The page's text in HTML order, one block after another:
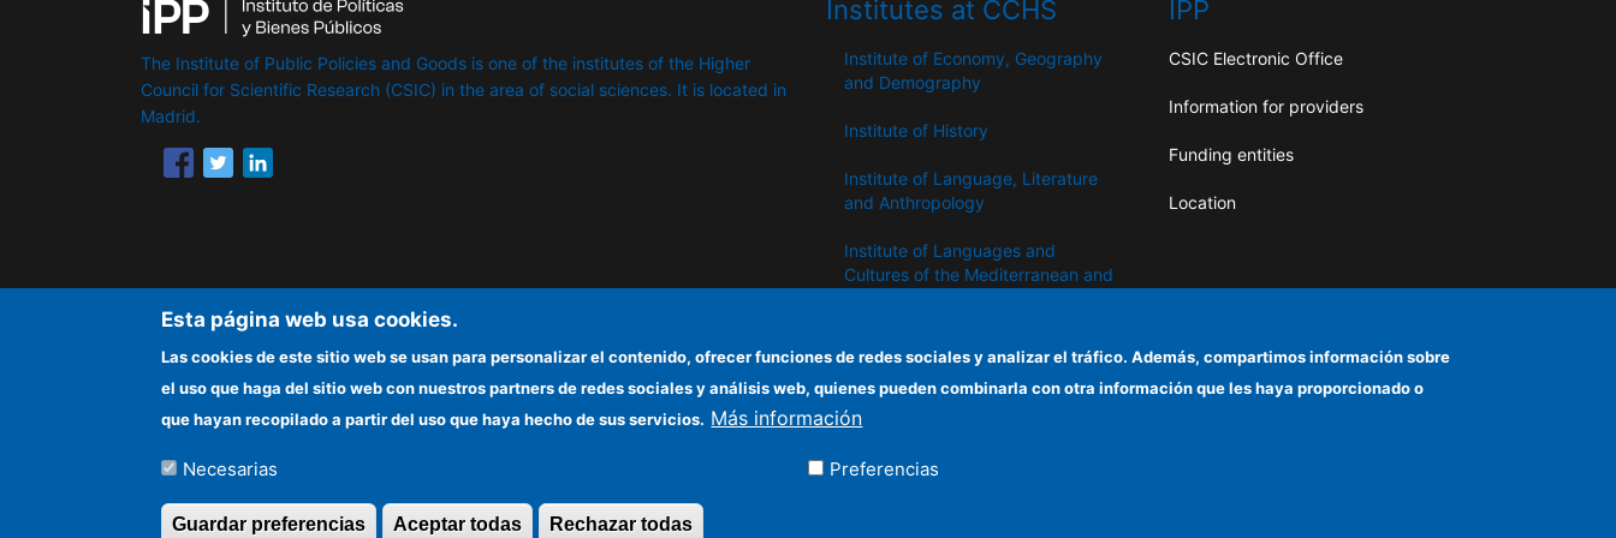
The Institute of Public Policies and Goods is one of the institutes of the Higher
Council for Scientific Research (CSIC) in the area of ​​social sciences. It is located in
Madrid.
Institutes at CCHS
Institute of Economy, Geography
and Demography
Institute of History
Institute of Language, Literature
and Anthropology
Institute of Languages ​​and
Cultures of the Mediterranean and
Institute of Philosophy
Institute of Public Policies and
Goods
IPP
CSIC Electronic Office
Information for providers
Funding entities
Location
©Copyright 2026 Todos los derechos reservados
Esta página web usa cookies.
Las cookies de este sitio web se usan para personalizar el contenido, ofrecer funciones de redes sociales y analizar el tráfico. Además, compartimos información sobre
el uso que haga del sitio web con nuestros partners de redes sociales y análisis web, quienes pueden combinarla con otra información que les haya proporcionado o
que hayan recopilado a partir del uso que haya hecho de sus servicios. Más información
Necesarias Preferencias
Guardar preferencias Rechazar todas
Aceptar todas